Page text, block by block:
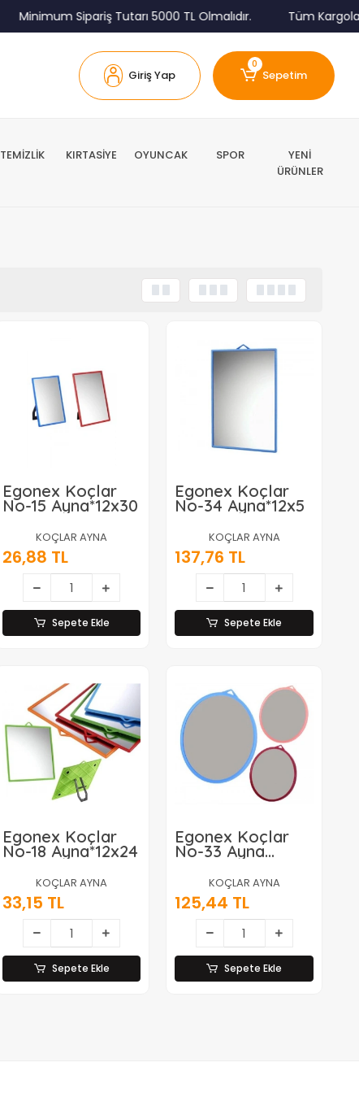
Minimum Sipariş Tutarı 5000 TL Olmalıdır. Tüm
Giriş Yap
0
Sepetim
TEMİZLİK KIRTASİYE OYUNCAK SPOR
YENİ
ÜRÜNLER
Egonex Koçlar
No-15 Ayna*12x30
KOÇLAR AYNA
26,88 TL
Sepete Ekle
Egonex Koçlar
No-34 Ayna*12x5
KOÇLAR AYNA
137,76 TL
Sepete Ekle
Egonex Koçlar
No-18 Ayna*12x24
KOÇLAR AYNA
33,15 TL
Sepete Ekle
Egonex Koçlar
No-33 Ayna
Yuvarlak Lavabo
Ayna*12x5
KOÇLAR AYNA
125,44 TL
Sepete Ekle